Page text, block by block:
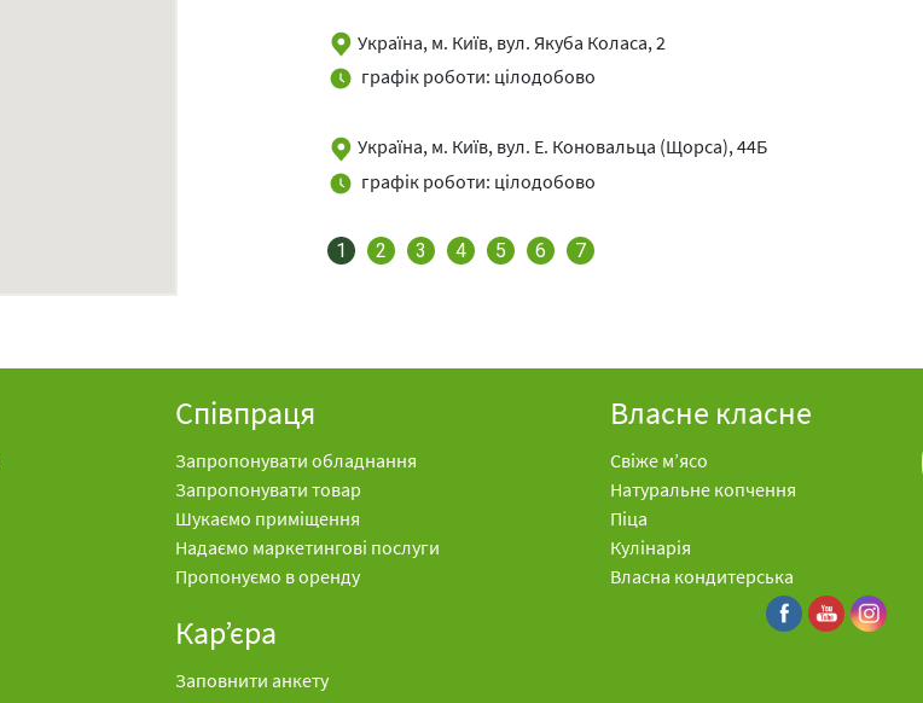
Україна, м. Київ, вул. Якуба Коласа, 2
графік роботи: цілодобово
Україна, м. Київ, вул. Е. Коновальца (Щорса), 44Б
графік роботи: цілодобово
1 2 3 4 5 6 7
Співпраця
Запропонувати обладнання
Запропонувати товар
Шукаємо приміщення
Надаємо маркетингові послуги
Пропонуємо в оренду
Кар’єра
Заповнити анкету
Власне класне
Свіже м’ясо
Натуральне копчення
Піца
Кулінарія
Власна кондитерська